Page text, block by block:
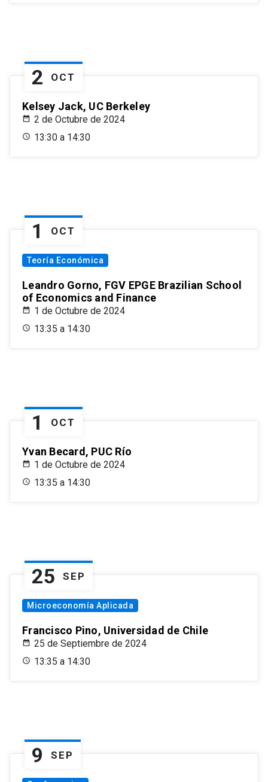
2 OCT
Kelsey Jack, UC Berkeley
2 de Octubre de 2024
13:30 a 14:30
1 OCT
Teoría Económica
Leandro Gorno, FGV EPGE Brazilian School
of Economics and Finance
1 de Octubre de 2024
13:35 a 14:30
1 OCT
Yvan Becard, PUC Río
1 de Octubre de 2024
13:35 a 14:30
25 SEP
Microeconomía Aplicada
Francisco Pino, Universidad de Chile
25 de Septiembre de 2024
13:35 a 14:30
9 SEP